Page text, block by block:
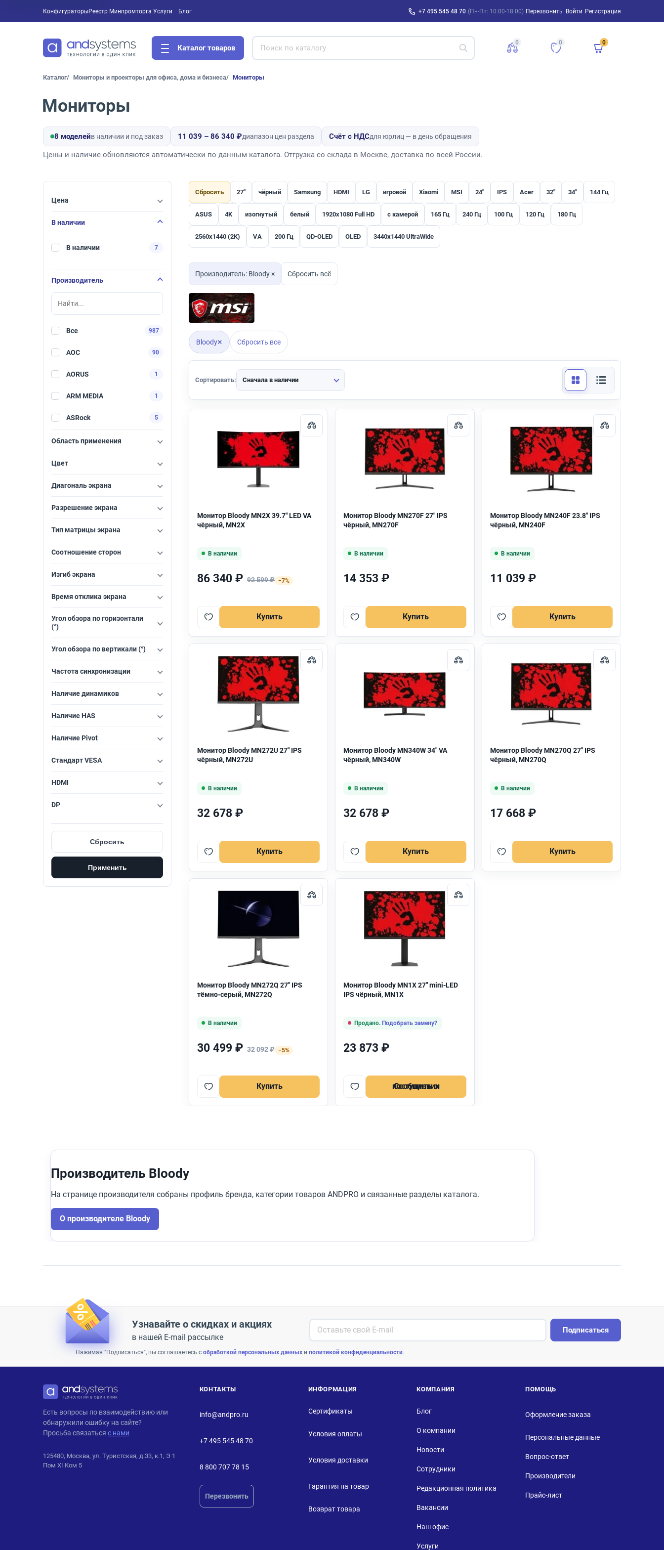
Конфигураторы Услуги
Реестр Минпромторга Блог +7 495 545 48 70 (Пн-Пт: 10:00-18:00) Перезвонить Войти Регистрация
Каталог товаров
0 0 0
Каталог Мониторы и проекторы для офиса, дома и бизнеса Мониторы
Мониторы
8 моделейв наличии и под заказ 11 039 – 86 340 ₽диапазон цен раздела Счёт с НДСдля юрлиц — в день обращения
Цены и наличие обновляются автоматически по данным каталога. Отгрузка со склада в Москве, доставка по всей России.
Цена
В наличии
В наличии 7
Производитель
Все 987
AOC 90
AORUS 1
ARM MEDIA 1
ASRock 5
Acer 134
Aiwa 8
Asus
Bloody
Delta Computers
Iiyama
KraftView
Lenovo 17
LightCom 14
Область применения
Цвет
Диагональ экрана
Разрешение экрана
Тип матрицы экрана
Соотношение сторон
Изгиб экрана
Время отклика экрана
Угол обзора по горизонтали
(°)
Угол обзора по вертикали (°)
Частота синхронизации
Наличие динамиков
Наличие HAS
Наличие Pivot
Стандарт VESA
HDMI
DP
Сбросить
Применить
Сбросить 27" чёрный Samsung HDMI LG игровой Xiaomi MSI 24" IPS Acer 32" 34" 144 Гц
ASUS 4K изогнутый белый 1920x1080 Full HD с камерой 165 Гц 240 Гц 100 Гц 120 Гц 180 Гц
2560x1440 (2K) VA 200 Гц QD-OLED OLED 3440x1440 UltraWide
Производитель: Bloody × Сбросить всё
Bloody× Сбросить все
Сортировать: Сначала в наличии
Монитор Bloody MN2X 39.7" LED VA
чёрный, MN2X
В наличии
86 340 ₽ 92 599 ₽ −7%
Купить
Монитор Bloody MN270F 27" IPS
чёрный, MN270F
В наличии
14 353 ₽
Купить
Монитор Bloody MN240F 23.8" IPS
чёрный, MN240F
В наличии
11 039 ₽
Купить
Монитор Bloody MN272U 27" IPS
чёрный, MN272U
В наличии
32 678 ₽
Купить
Монитор Bloody MN340W 34" VA
чёрный, MN340W
В наличии
32 678 ₽
Купить
Монитор Bloody MN270Q 27" IPS
чёрный, MN270Q
В наличии
17 668 ₽
Купить
Монитор Bloody MN272Q 27" IPS
тёмно-серый, MN272Q
В наличии
30 499 ₽ 32 092 ₽ −5%
Купить
Монитор Bloody MN1X 27" mini-LED
IPS чёрный, MN1X
Продано. Подобрать замену?
23 873 ₽
Сообщить о поступлении
Производитель Bloody
На странице производителя собраны профиль бренда, категории товаров ANDPRO и связанные разделы каталога.
О производителе Bloody
Узнавайте о скидках и акциях
в нашей E-mail рассылке
Подписаться
Нажимая "Подписаться", вы соглашаетесь с обработкой персональных данных и политикой конфиденциальности.
ANDPRO
Есть вопросы по взаимодействию или
обнаружили ошибку на сайте?
Просьба связаться с нами
125480, Москва, ул. Туристская, д.33, к.1, Э 1
Пом XI Ком 5
КОНТАКТЫ
info@andpro.ru
+7 495 545 48 70
8 800 707 78 15
Перезвонить
ИНФОРМАЦИЯ
Сертификаты
Условия оплаты
Условия доставки
Гарантия на товар
Возврат товара
КОМПАНИЯ
Блог
О компании
Новости
Сотрудники
Редакционная политика
Вакансии
Наш офис
Услуги
ПОМОЩЬ
Оформление заказа
Персональные данные
Вопрос-ответ
Производители
Прайс-лист